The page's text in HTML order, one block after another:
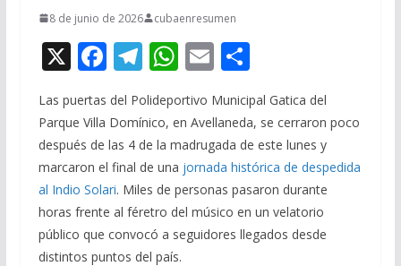
8 de junio de 2026 cubaenresumen
X F
ac
e
b
o
o
k
T
el
e
gr
a
m
W
at
s
A
p
p
E
ai
l
C
o
m
p
ar
ti
r
Las puertas del Polideportivo Municipal Gatica del
Parque Villa Domínico, en Avellaneda, se cerraron poco
después de las 4 de la madrugada de este lunes y
marcaron el final de una jornada histórica de despedida
al Indio Solari. Miles de personas pasaron durante
horas frente al féretro del músico en un velatorio
público que convocó a seguidores llegados desde
distintos puntos del país.